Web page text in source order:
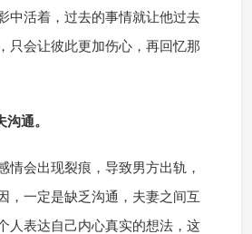
中活着，过去的事情就让他过去
只会让彼此更加伤心，再回忆那
通。
会出现裂痕，导致男方出轨，
，一定是缺乏沟通，夫妻之间互
人表达自己内心真实的想法，这